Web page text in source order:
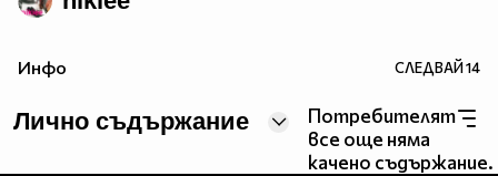
Инфо СЛЕДВАЙ14
Лично съдържание
Потребителят
все още няма
качено съдържание.